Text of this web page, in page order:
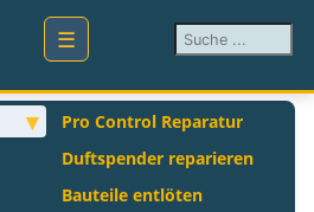
Suchen ...
Pro Control Reparatur
Duftspender reparieren
Bauteile entlöten